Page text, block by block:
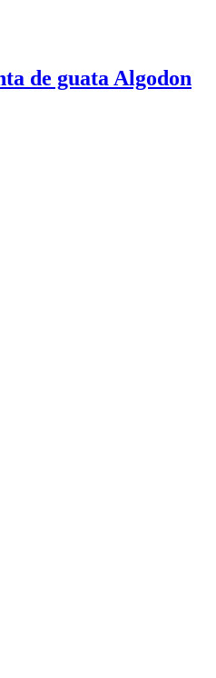
de guata Algodon